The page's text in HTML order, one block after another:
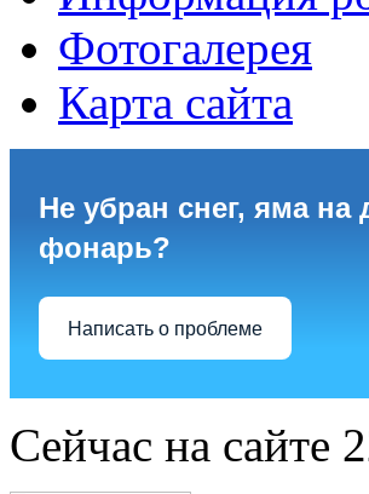
Фотогалерея
Карта сайта
Не убран снег, яма на
фонарь?
Написать о проблеме
Сейчас на сайте